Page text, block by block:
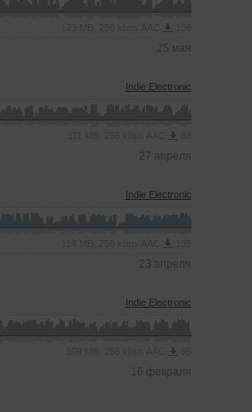
25 мая
Indie Electronic
27 апреля
Indie Electronic
23 апреля
Indie Electronic
16 февраля